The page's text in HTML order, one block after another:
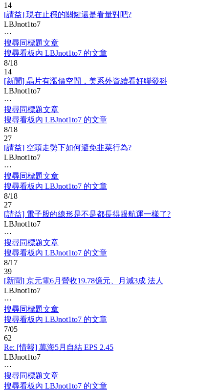
14
[請益] 現在止穩的關鍵還是看量對吧?
LBJnot1to7
⋯
搜尋同標題文章
搜尋看板內 LBJnot1to7 的文章
8/18
14
[新聞] 晶片有漲價空間，美系外資續看好聯發科
LBJnot1to7
⋯
搜尋同標題文章
搜尋看板內 LBJnot1to7 的文章
8/18
27
[請益] 空頭走勢下如何避免韭菜行為?
LBJnot1to7
⋯
搜尋同標題文章
搜尋看板內 LBJnot1to7 的文章
8/18
27
[請益] 電子股的線形是不是都長得跟航運一樣了?
LBJnot1to7
⋯
搜尋同標題文章
搜尋看板內 LBJnot1to7 的文章
8/17
39
[新聞] 京元電6月營收19.78億元、月減3成 法人
LBJnot1to7
⋯
搜尋同標題文章
搜尋看板內 LBJnot1to7 的文章
7/05
62
Re: [情報] 萬海5月自結 EPS 2.45
LBJnot1to7
⋯
搜尋同標題文章
搜尋看板內 LBJnot1to7 的文章